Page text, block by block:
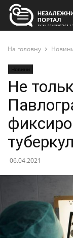
На головну
Новини
Не
06.04.2021